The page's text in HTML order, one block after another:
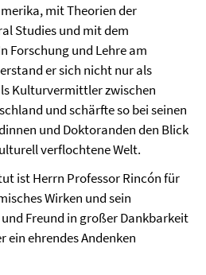
mit Theorien der
Studies und mit dem
Forschung und Lehre am
er sich nicht nur als
Kulturvermittler zwischen
und schärfte so bei seinen
und Doktoranden den Blick
verflochtene Welt.
ist Herrn Professor Rincón für
Wirken und sein
Freund in großer Dankbarkeit
ein ehrendes Andenken